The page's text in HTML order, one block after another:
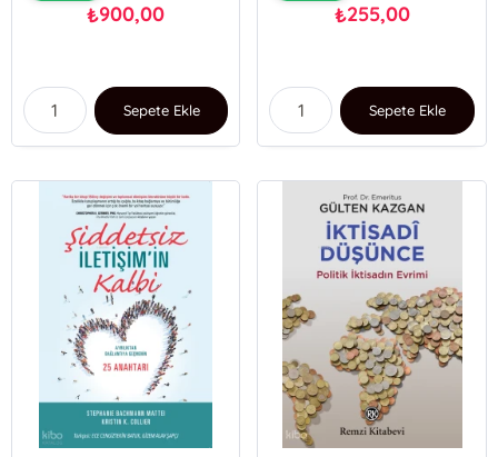
₺900,00
Sepete Ekle
₺255,00
Sepete Ekle